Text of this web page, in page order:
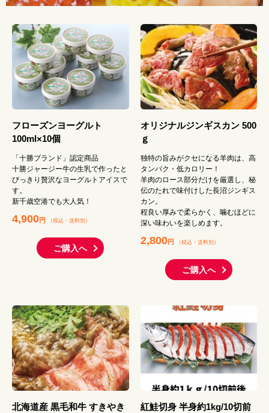
フローズンヨーグルト
100ml×10個
「十勝ブランド」認定商品
十勝ジャージー牛の生乳で作ったと
びっきり贅沢なヨーグルトアイスで
す。
新千歳空港でも大人気！
4,900円 （税込 ・ 送料別 ）
ご購入へ
オリジナルジンギスカン 500
ｇ
独特の旨みがクセになる羊肉は、高
タンパク・低カロリー！
羊肉のロース部分だけを厳選し、秘
伝のたれで味付けした長沼ジンギス
カン。
程良い厚みで柔らかく、噛むほどに
深い味わいを楽しめます。
2,800円 （税込・ 送料別 ）
ご購入へ
北海道産 黒毛和牛 すきやき
紅鮭切身 半身約1kg/10切前